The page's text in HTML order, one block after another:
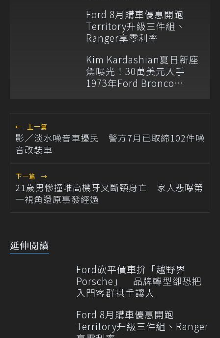
Ford 8月購車優惠開跑
Territory升級三件組、
Ranger享零利率
Kim Kardashian夏日新座
駕曝光！30萬美元入手
1973年Ford Bronco
← 上一篇
影／淡水噪音車擾民 警方7月已取締102件噪
音改裝車
下一篇 →
21歲男慘撞堆高機牙叉斷頸身亡 家人悲曝第
一視角還原事發經過
延伸閱讀
Ford砍平價車拚「越野界
Porsche」 品牌轉型卻恐把
入門客群拱手讓人
Ford 8月購車優惠開跑
Territory升級三件組、Ranger